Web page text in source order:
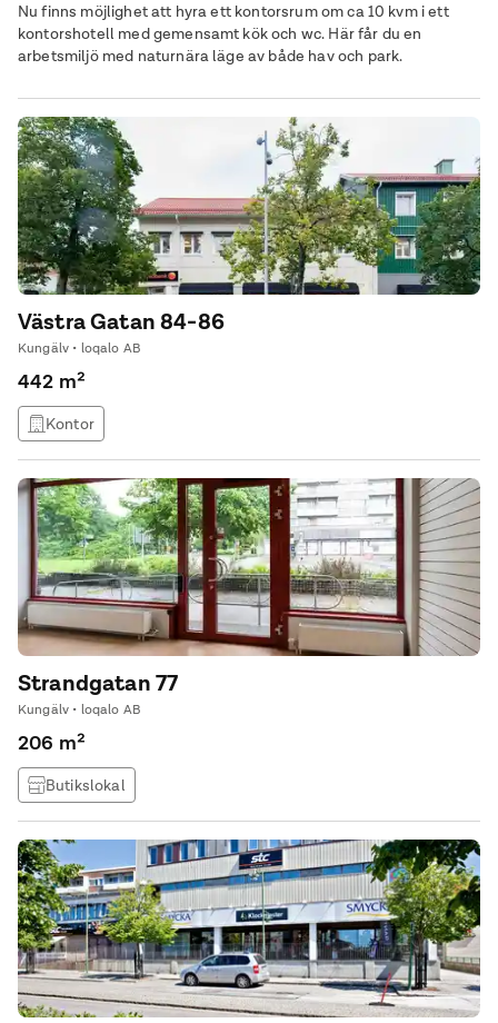
Nu finns möjlighet att hyra ett kontorsrum om ca 10 kvm i ett
kontorshotell med gemensamt kök och wc. Här får du en
arbetsmiljö med naturnära läge av både hav och park.
Västra Gatan 84-86
Kungälv • loqalo AB
442 m²
Kontor
Strandgatan 77
Kungälv • loqalo AB
206 m²
Butikslokal